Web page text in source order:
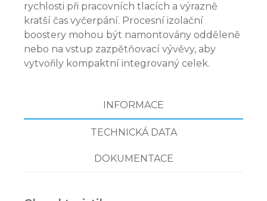
rychlosti při pracovních tlacích a výrazně
kratší čas vyčerpání. Procesní izolační
boostery mohou být namontovány odděleně
nebo na vstup zazpětňovací vývěvy, aby
vytvořily kompaktní integrovaný celek.
INFORMACE
TECHNICKÁ DATA
DOKUMENTACE